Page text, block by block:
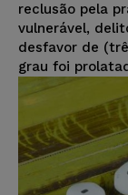
reclusão pela
vulnerável,
desfavor de
grau foi